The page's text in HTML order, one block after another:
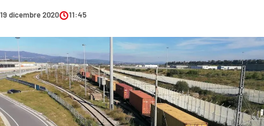
AMBIENTE
SOCIETÀ
CULTURA
ECONOMIA E LAVORO
EVENTI
19 dicembre 2020 11:45